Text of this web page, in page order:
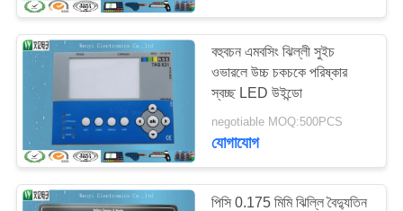
PRIVACY
POLICY
বহুবচন এমবসিং ঝিল্লী সুইচ
ওভারলে উচ্চ চকচকে পরিষ্কার
স্বচ্ছ LED উইন্ডো
negotiable MOQ:500PCS
যোগাযোগ
পিসি 0.175 মিমি ঝিল্লি বৈদ্যুতিন